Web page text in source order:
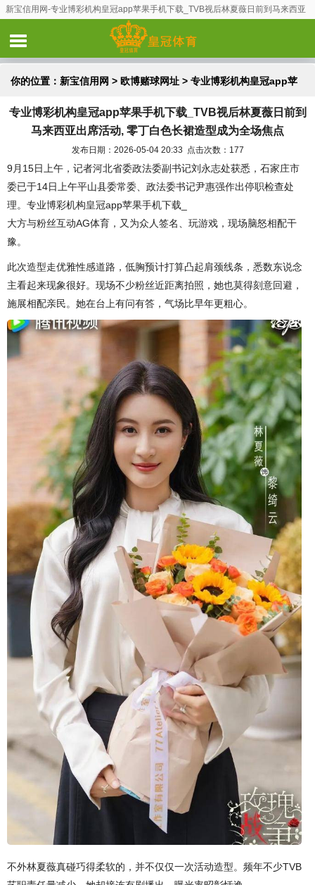
新宝信用网-专业博彩机构皇冠app苹果手机下载_TVB视后林夏薇日前到马来西亚
出席活动, 零丁白色长裙造型成为全场焦点
你的位置： 新宝信用网 > 欧博赌球网址 > 专业博彩机构皇冠app苹
果手机下载_TVB视后林夏薇日前到马来西亚出席活动, 零丁白色长
裙造型成为全场焦点
专业博彩机构皇冠app苹果手机下载_TVB视后林夏薇日前到
马来西亚出席活动, 零丁白色长裙造型成为全场焦点
发布日期：2026-05-04 20:33 点击次数：177
9月15日上午，记者河北省委政法委副书记刘永志处获悉，石家庄市
委已于14日上午平山县委常委、政法委书记尹惠强作出停职检查处
理。专业博彩机构皇冠app苹果手机下载_
大方与粉丝互动AG体育，又为众人签名、玩游戏，现场脑怒相配干
豫。
此次造型走优雅性感道路，低胸预计打算凸起肩颈线条，悉数东说念
主看起来现象很好。现场不少粉丝近距离拍照，她也莫得刻意回避，
施展相配亲民。她在台上有问有答，气场比早年更粗心。
不外林夏薇真碰巧得柔软的，并不仅仅一次活动造型。频年不少TVB